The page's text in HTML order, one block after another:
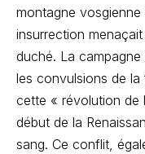
montagne
insurrection menaçait
duché. La campagne
les convulsions de la
cette « révolution de
début de la
sang. Ce conflit,